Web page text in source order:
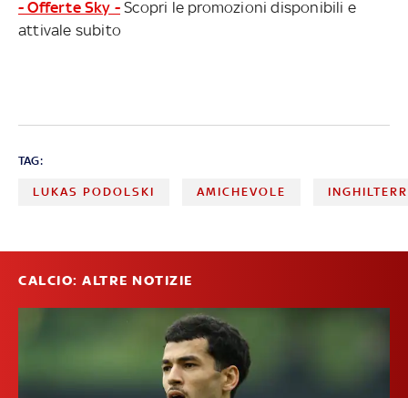
- Offerte Sky - Scopri le promozioni disponibili e
attivale subito
TAG:
LUKAS PODOLSKI AMICHEVOLE
CALCIO: ALTRE NOTIZIE